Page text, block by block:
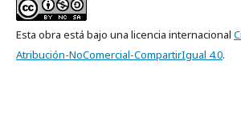
Esta obra está bajo una licencia internacional
Atribución-NoComercial-CompartirIgual 4.0.